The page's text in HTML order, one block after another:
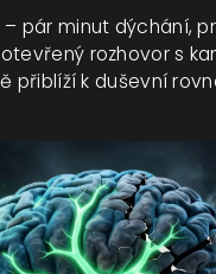
pár minut dýchání,
rozhovor s
přiblíží k duševní